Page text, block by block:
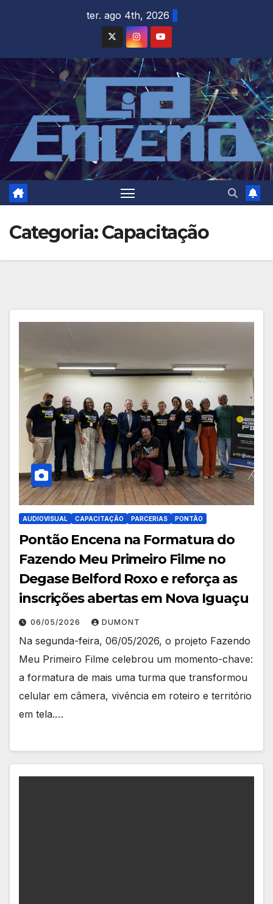
ter. ago 4th, 2026
Categoria:Capacitação
AUDIOVISUAL CAPACITAÇÃO PARCERIAS PONTÃO
Pontão Encena na Formatura do
Fazendo Meu Primeiro Filme no
Degase Belford Roxo e reforça as
inscrições abertas em Nova Iguaçu
06/05/2026 DUMONT
Na segunda-feira, 06/05/2026, o projeto Fazendo
Meu Primeiro Filme celebrou um momento-chave:
a formatura de mais uma turma que transformou
celular em câmera, vivência em roteiro e território
em tela.…